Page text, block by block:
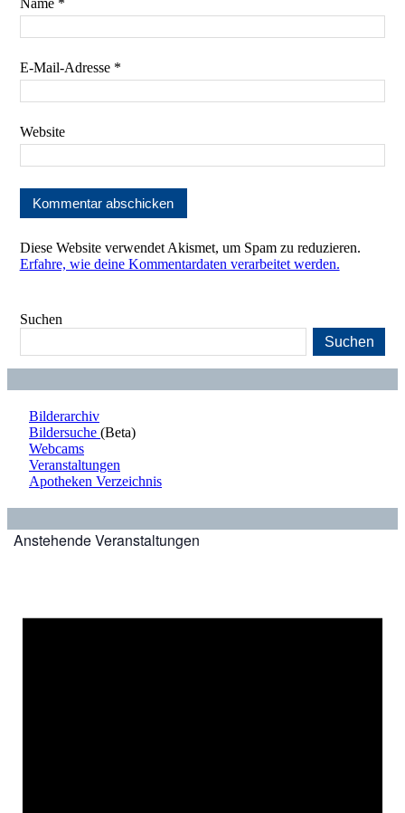
Name *
E-Mail-Adresse *
Website
Diese Website verwendet Akismet, um Spam zu reduzieren.
Erfahre, wie deine Kommentardaten verarbeitet werden.
Suchen
Suchen
Bilderarchiv
Bildersuche (Beta)
Webcams
Veranstaltungen
Apotheken Verzeichnis
Anstehende Veranstaltungen